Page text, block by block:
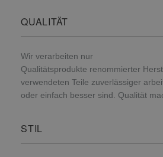
QUALITÄT
Wir verarbeiten nur
Qualitätsprodukte renommierter
verwendeten Teile zuverlässiger
oder einfach besser sind. Qualität
STIL